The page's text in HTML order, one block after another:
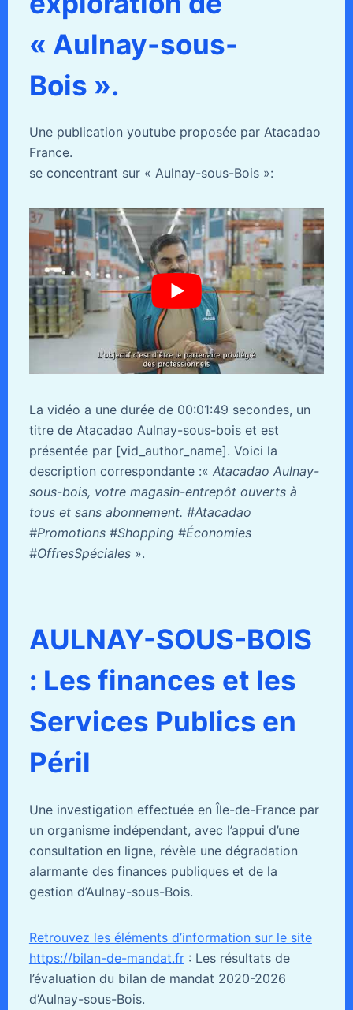
« Aulnay-sous-
Bois ».
Une publication youtube proposée par Atacadao
France.
se concentrant sur « Aulnay-sous-Bois »:
La vidéo a une durée de 00:01:49 secondes, un
titre de Atacadao Aulnay-sous-bois et est
présentée par [vid_author_name]. Voici la
description correspondante :« Atacadao Aulnay-
sous-bois, votre magasin-entrepôt ouverts à
tous et sans abonnement. #Atacadao
#Promotions #Shopping #Économies
#OffresSpéciales ».
AULNAY-SOUS-BOIS
: Les finances et les
Services Publics en
Péril
Une investigation effectuée en Île-de-France par
un organisme indépendant, avec l’appui d’une
consultation en ligne, révèle une dégradation
alarmante des finances publiques et de la
gestion d’Aulnay-sous-Bois.
Retrouvez les éléments d’information sur le site
https://bilan-de-mandat.fr: Les résultats de
l’évaluation du bilan de mandat 2020-2026
d’Aulnay-sous-Bois.